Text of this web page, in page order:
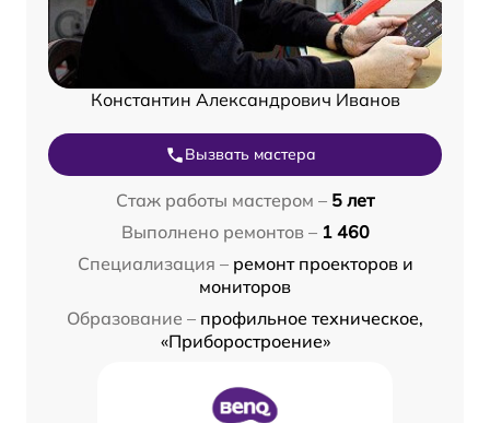
Константин Александрович Иванов
Вызвать мастера
Стаж работы мастером – 5 лет
Выполнено ремонтов – 1 460
Специализация – ремонт проекторов и
мониторов
Образование – профильное техническое,
«Приборостроение»